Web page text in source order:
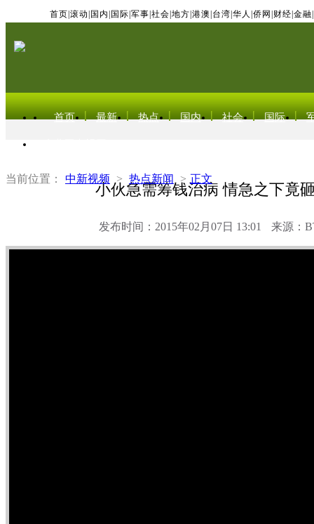
首页 滚动 国内 国际 军事 社会 地方 港澳 台湾 华人 侨网 财经 金融
首页 最新 热点 国内 社会 国际
当前位置： 中新视频 > 热点新闻 > 正文
小伙急需筹钱治病 情急之下竟
发布时间：2015年02月07日 13:01 来源：